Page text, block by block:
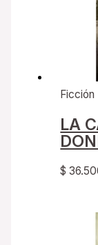
Ficción
LA
$